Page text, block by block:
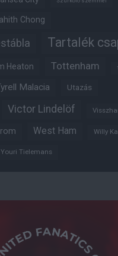
Chong
Tartalék
Heaton Tottenham
Malacia Utazás
Victor Lindelöf
West Ham Willy
Youri Tielemans